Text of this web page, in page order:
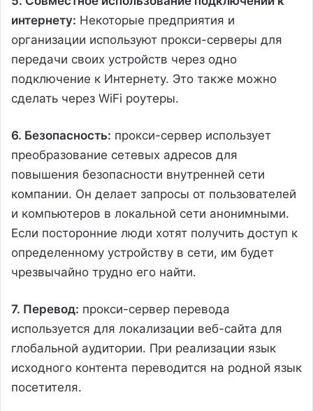
интернету: Некоторые предприятия и
организации используют прокси-серверы для
передачи своих устройств через одно
подключение к Интернету. Это также можно
сделать через WiFi роутеры.
6. Безопасность: прокси-сервер использует
преобразование сетевых адресов для
повышения безопасности внутренней сети
компании. Он делает запросы от пользователей
и компьютеров в локальной сети анонимными.
Если посторонние люди хотят получить доступ к
определенному устройству в сети, им будет
чрезвычайно трудно его найти.
7. Перевод: прокси-сервер перевода
используется для локализации веб-сайта для
глобальной аудитории. При реализации язык
исходного контента переводится на родной язык
посетителя.